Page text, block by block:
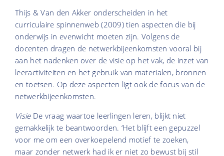
Thijs & Van den Akker onderscheiden in het
curriculaire spinnenweb (2009) tien aspecten die bij
onderwijs in evenwicht moeten zijn. Volgens de
docenten dragen de netwerkbijeenkomsten vooral bij
aan het nadenken over de visie op het vak, de inzet van
leeractiviteiten en het gebruik van materialen, bronnen
en toetsen. Op deze aspecten ligt ook de focus van de
netwerkbijeenkomsten.
Visie De vraag waartoe leerlingen leren, blijkt niet
gemakkelijk te beantwoorden. ‘Het blijft een gepuzzel
voor me om een overkoepelend motief te zoeken,
maar zonder netwerk had ik er niet zo bewust bij stil